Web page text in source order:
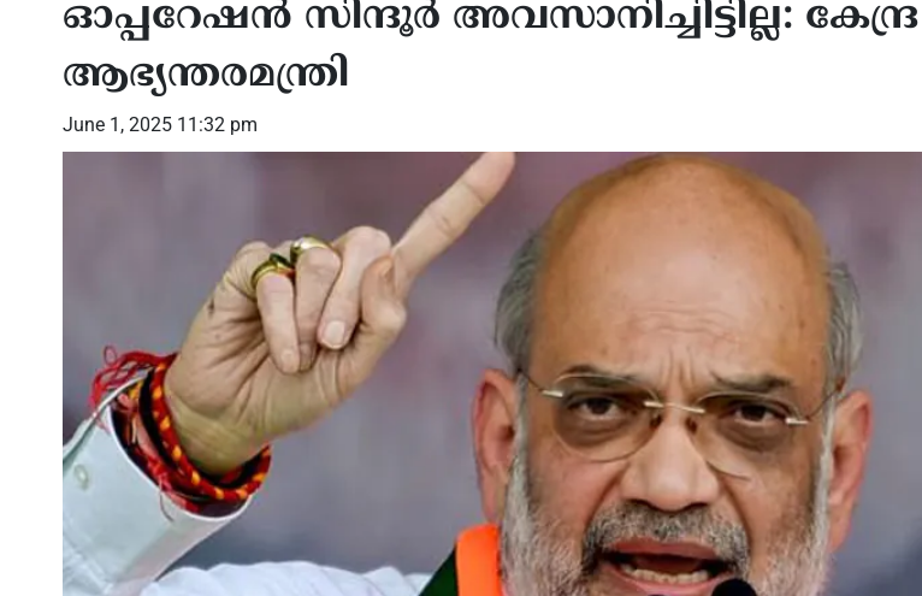
ഓപ്പറേഷന്‍ സിന്ദൂര്‍ അവസാനിച്ചിട്ടില്ല: കേന്ദ്ര
ആഭ്യന്തരമന്ത്രി
June 1, 2025 11:32 pm